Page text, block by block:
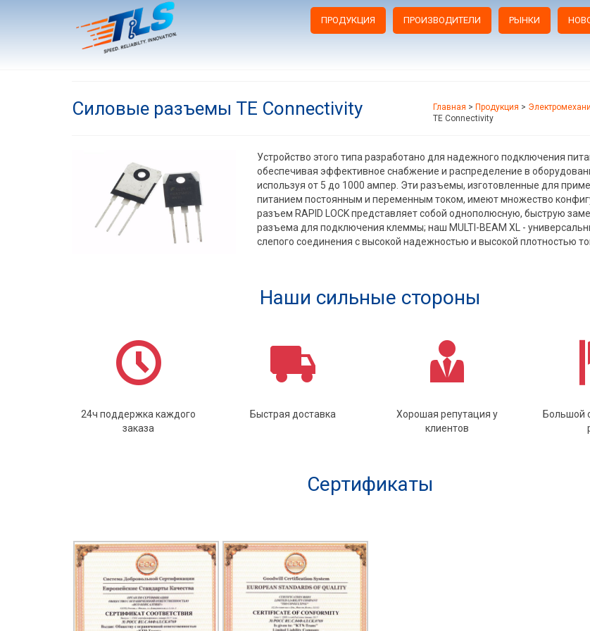
ПРОДУКЦИЯ ПРОИЗВОДИТЕЛИ РЫНКИ
Силовые разъемы TE Connectivity Главная > Продукция >
TE Connectivity
Устройство этого типа разработано для надежного подключения
обеспечивая эффективное снабжение и распределение в
используя от 5 до 1000 ампер. Эти разъемы, изготовленные для
питанием постоянным и переменным током, имеют множество
разъем RAPID LOCK представляет собой однополюсную, быструю
разъема для подключения клеммы; наш MULTI-BEAM XL -
слепого соединения с высокой надежностью и высокой плотностью
Наши сильные стороны
24ч поддержка каждого
заказа
Быстрая доставка
Хорошая репутация у
клиентов
Большой
Сертификаты